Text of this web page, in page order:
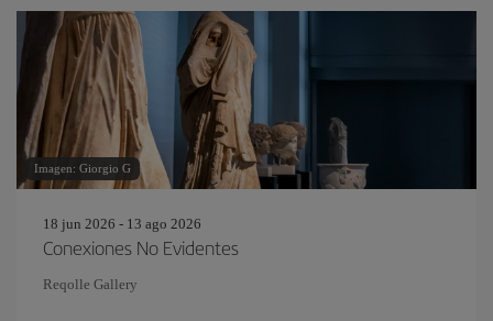
Imagen: Giorgio G
18 jun 2026 - 13 ago 2026
Conexiones No Evidentes
Reqolle Gallery